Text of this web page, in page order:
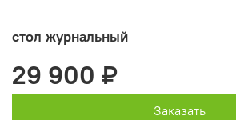
стол журнальный
29 900 ₽
Заказать